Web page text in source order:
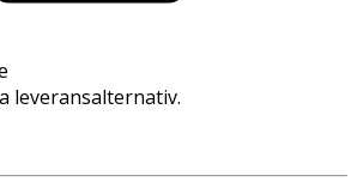
leveransalternativ.